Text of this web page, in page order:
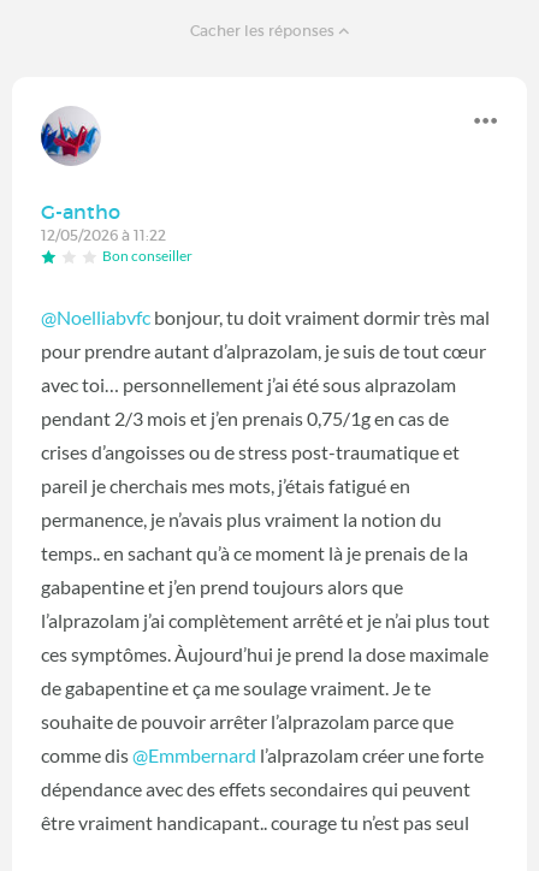
Cacher les réponses
G-antho
12/05/2026 à 11:22
Bon conseiller
@Noelliabvfc bonjour, tu doit vraiment dormir très mal
pour prendre autant d’alprazolam, je suis de tout cœur
avec toi… personnellement j’ai été sous alprazolam
pendant 2/3 mois et j’en prenais 0,75/1g en cas de
crises d’angoisses ou de stress post-traumatique et
pareil je cherchais mes mots, j’étais fatigué en
permanence, je n’avais plus vraiment la notion du
temps.. en sachant qu’à ce moment là je prenais de la
gabapentine et j’en prend toujours alors que
l’alprazolam j’ai complètement arrêté et je n’ai plus tout
ces symptômes. Àujourd’hui je prend la dose maximale
de gabapentine et ça me soulage vraiment. Je te
souhaite de pouvoir arrêter l’alprazolam parce que
comme dis@Emmbernard l’alprazolam créer une forte
dépendance avec des effets secondaires qui peuvent
être vraiment handicapant.. courage tu n’est pas seul